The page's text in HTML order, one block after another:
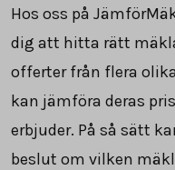
Hos oss på
dig att hitta rätt
offerter från flera
kan jämföra deras
erbjuder. På så sätt
beslut om vilken